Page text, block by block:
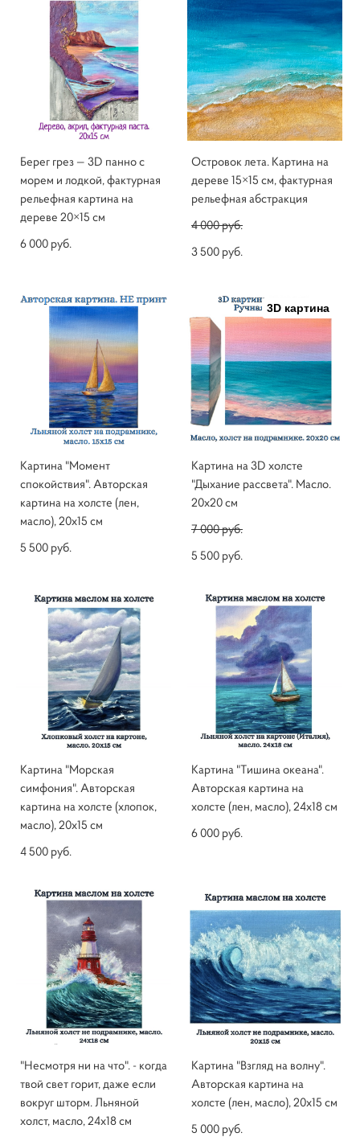
Берег грез — 3D панно с
морем и лодкой, фактурная
рельефная картина на
дереве 20×15 см
6 000 pуб.
Островок лета. Картина на
дереве 15×15 см, фактурная
рельефная абстракция
4 000 pуб.
3 500 pуб.
Картина "Момент
спокойствия". Авторская
картина на холсте (лен,
масло), 20х15 см
5 500 pуб.
3D картина
Картина на 3D холсте
"Дыхание рассвета". Масло.
20х20 см
7 000 pуб.
5 500 pуб.
Картина "Морская
симфония". Авторская
картина на холсте (хлопок,
масло), 20х15 см
4 500 pуб.
Картина "Тишина океана".
Авторская картина на
холсте (лен, масло), 24х18 см
6 000 pуб.
"Несмотря ни на что". - когда
твой свет горит, даже если
вокруг шторм. Льняной
холст, масло, 24х18 см
Картина "Взгляд на волну".
Авторская картина на
холсте (лен, масло), 20х15 см
5 000 pуб.